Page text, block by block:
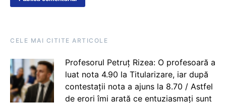
CELE MAI CITITE ARTICOLE
Profesorul Petruț Rizea: O profesoară a
luat nota 4.90 la Titularizare, iar după
contestații nota a ajuns la 8.70 / Astfel
de erori îmi arată ce entuziasmați sunt